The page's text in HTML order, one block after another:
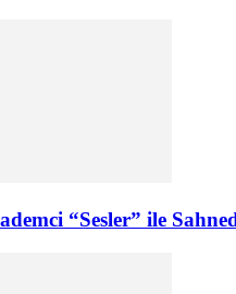
“Sesler” ile